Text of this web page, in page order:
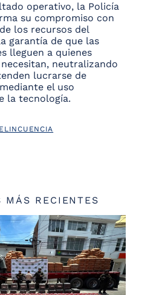
operativo, la Policía
su compromiso con
los recursos del
garantía de que las
lleguen a quienes
neutralizando
lucrarse de
el uso
la tecnología.
MÁS RECIENTES